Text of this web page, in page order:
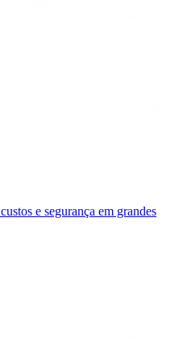
e segurança em grandes